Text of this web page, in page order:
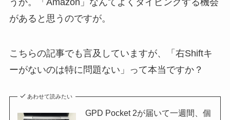
があると思うのですが。
こちらの記事でも言及していますが、「右Shiftキ
ーがないのは特に問題ない」って本当ですか？
あわせて読みたい
GPD Pocket 2が届いて一週間、個